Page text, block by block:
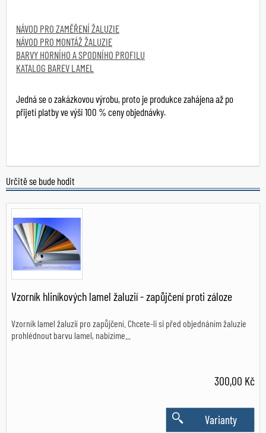
NÁVOD PRO ZAMĚŘENÍ ŽALUZIE
NÁVOD PRO MONTÁŽ ŽALUZIE
BARVY HORNÍHO A SPODNÍHO PROFILU
KATALOG BAREV LAMEL
Jedná se o zakázkovou výrobu, proto je produkce zahájena až po
přijetí platby ve výši 100 % ceny objednávky.
Určitě se bude hodit
Vzorník hliníkových lamel žaluzií - zapůjčení proti záloze
Vzorník lamel žaluzií pro zapůjčení. Chcete-li si před objednáním žaluzie
prohlédnout barvu lamel, nabízíme...
300,00 Kč
VariantySkladem